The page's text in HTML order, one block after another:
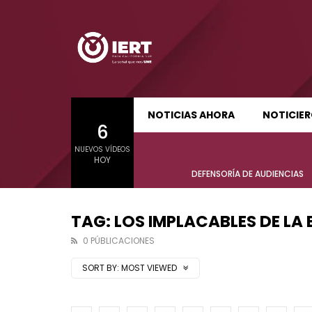
6
NUEVOS VÍDEOS
HOY
NOTICIAS AHORA
SUDCALIFORNIA HOY EDICIÓN MATUTINA
Sudcalifornia Hoy edición matutina
DEFENSORÍA DE AUDIENCIAS
01:24:11
Sudcalifornia Hoy edición matutina
TAG: LOS IMPLACABLES DE LA
0 PÚBLICACIONES
SORT BY: MOST VIEWED